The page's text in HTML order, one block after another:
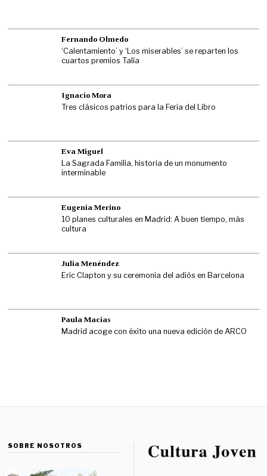
Fernando Olmedo
‘Calentamiento’ y ‘Los miserables’ se reparten los
cuartos premios Talía
Ignacio Mora
Tres clásicos patrios para la Feria del Libro
Eva Miguel
La Sagrada Familia, historia de un monumento
interminable
Eugenia Merino
10 planes culturales en Madrid: A buen tiempo, más
cultura
Julia Menéndez
Eric Clapton y su ceremonia del adiós en Barcelona
Paula Macías
Madrid acoge con éxito una nueva edición de ARCO
SOBRE NOSOTROS